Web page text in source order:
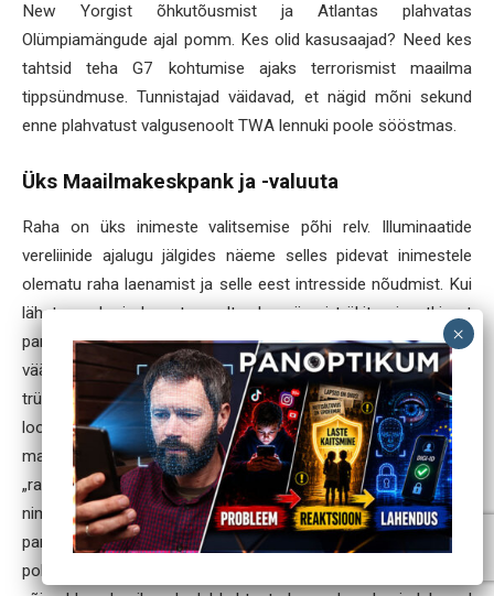
New Yorgist õhkutõusmist ja Atlantas plahvatas
Olümpiamängude ajal pomm. Kes olid kasusaajad? Need kes
tahtsid teha G7 kohtumise ajaks terrorismist maailma
tippsündmuse. Tunnistajad väidavad, et nägid mõni sekund
enne plahvatust valgusenoolt TWA lennuki poole sööstmas.
Üks Maailmakeskpank ja -valuuta
Raha on üks inimeste valitsemise põhi relv. Illuminaatide
vereliinide ajalugu jälgides näeme selles pidevat inimestele
olematu raha laenamist ja selle eest intresside nõudmist. Kui
lähete panka ja laenate sealt raha, siis ei trükita ainsatki uut
pangatähte ega vermita ühtki münti, ainsatki untsi
väärismetalli ei nihutata tolli võrragi. Teie nimele lihtsalt
trükitakse summa, mida ollakse nõus teile „laenama”. Nad on
loonud „raha” mitte millestki ning see ei läinud neile midagi
maksma. Ent samast hetkest hakkate maksma intresse selle
„raha” eest, mida pole kunagi olnud ega tule ka tulevikus. Seda
nimetatakse „krediidiks”. Illuminaadid, seesama jõud, mis lõi
pangandussüsteemi ja kontrollib kõiki panku, kujundas ka
poliitikasüsteemi ja hoiab kõiki peamisi valitsusi lõas. See on